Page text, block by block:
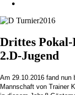
Drittes
2.D-Jugend
Am 29.10.2016 fand nun
Mannschaft von Trainer